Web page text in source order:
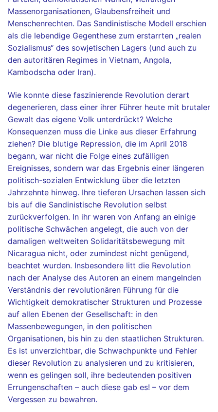
Massenorganisationen, Glaubensfreiheit und
Menschenrechten. Das Sandinistische Modell erschien
als die lebendige Gegenthese zum erstarrten „realen
Sozialismus“ des sowjetischen Lagers (und auch zu
den autoritären Regimes in Vietnam, Angola,
Kambodscha oder Iran).
Wie konnte diese faszinierende Revolution derart
degenerieren, dass einer ihrer Führer heute mit brutaler
Gewalt das eigene Volk unterdrückt? Welche
Konsequenzen muss die Linke aus dieser Erfahrung
ziehen? Die blutige Repression, die im April 2018
begann, war nicht die Folge eines zufälligen
Ereignisses, sondern war das Ergebnis einer längeren
politisch-sozialen Entwicklung über die letzten
Jahrzehnte hinweg. Ihre tieferen Ursachen lassen sich
bis auf die Sandinistische Revolution selbst
zurückverfolgen. In ihr waren von Anfang an einige
politische Schwächen angelegt, die auch von der
damaligen weltweiten Solidaritätsbewegung mit
Nicaragua nicht, oder zumindest nicht genügend,
beachtet wurden. Insbesondere litt die Revolution
nach der Analyse des Autoren an einem mangelnden
Verständnis der revolutionären Führung für die
Wichtigkeit demokratischer Strukturen und Prozesse
auf allen Ebenen der Gesellschaft: in den
Massenbewegungen, in den politischen
Organisationen, bis hin zu den staatlichen Strukturen.
Es ist unverzichtbar, die Schwachpunkte und Fehler
dieser Revolution zu analysieren und zu kritisieren,
wenn es gelingen soll, ihre bedeutenden positiven
Errungenschaften – auch diese gab es! – vor dem
Vergessen zu bewahren.